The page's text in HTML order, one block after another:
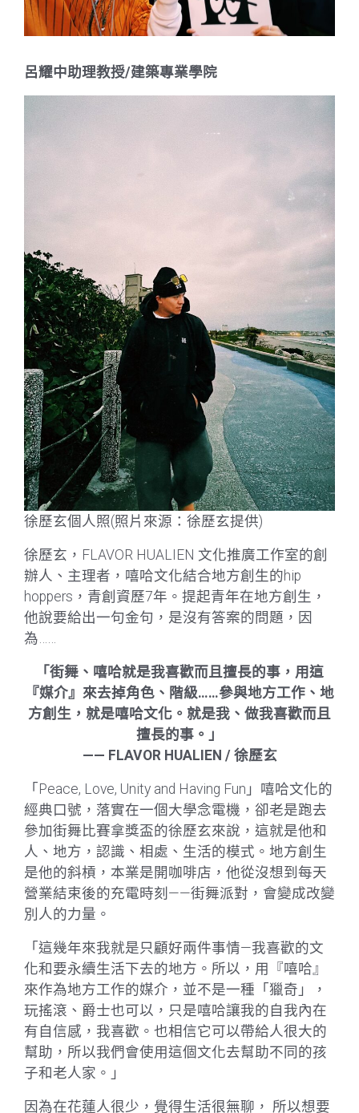
呂耀中助理教授/建築專業學院
徐歷玄個人照(照片來源：徐歷玄提供)
徐歷玄，FLAVOR HUALIEN 文化推廣工作室的創
辦人、主理者，嘻哈文化結合地方創生的hip
hoppers，青創資歷7年。提起青年在地方創生，
他說要給出一句金句，是沒有答案的問題，因
為……
「街舞、嘻哈就是我喜歡而且擅長的事，用這
『媒介』來去掉角色、階級……參與地方工作、地
方創生，就是嘻哈文化。就是我、做我喜歡而且
擅長的事。」
—— FLAVOR HUALIEN / 徐歷玄
「Peace, Love, Unity and Having Fun」嘻哈文化的
經典口號，落實在一個大學念電機，卻老是跑去
參加街舞比賽拿獎盃的徐歷玄來說，這就是他和
人、地方，認識、相處、生活的模式。地方創生
是他的斜槓，本業是開咖啡店，他從沒想到每天
營業結束後的充電時刻——街舞派對，會變成改變
別人的力量。
「這幾年來我就是只顧好兩件事情—我喜歡的文
化和要永續生活下去的地方。所以，用『嘻哈』
來作為地方工作的媒介，並不是一種「獵奇」，
玩搖滾、爵士也可以，只是嘻哈讓我的自我內在
有自信感，我喜歡。也相信它可以帶給人很大的
幫助，所以我們會使用這個文化去幫助不同的孩
子和老人家。」
因為在花蓮人很少，覺得生活很無聊， 所以想要